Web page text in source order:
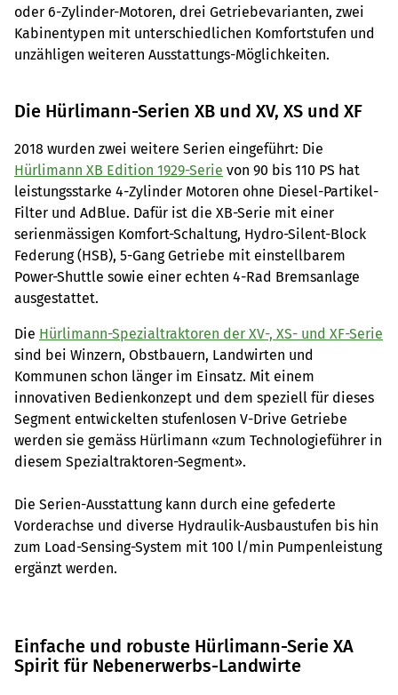
oder 6-Zylinder-Motoren, drei Getriebevarianten, zwei
Kabinentypen mit unterschiedlichen Komfortstufen und
unzähligen weiteren Ausstattungs-Möglichkeiten.
Die Hürlimann-Serien XB und XV, XS und XF
2018 wurden zwei weitere Serien eingeführt: Die
Hürlimann XB Edition 1929-Serie von 90 bis 110 PS hat
leistungsstarke 4-Zylinder Motoren ohne Diesel-Partikel-
Filter und AdBlue. Dafür ist die XB-Serie mit einer
serienmässigen Komfort-Schaltung, Hydro-Silent-Block
Federung (HSB), 5-Gang Getriebe mit einstellbarem
Power-Shuttle sowie einer echten 4-Rad Bremsanlage
ausgestattet.
Die Hürlimann-Spezialtraktoren der XV-, XS- und XF-Serie
sind bei Winzern, Obstbauern, Landwirten und
Kommunen schon länger im Einsatz. Mit einem
innovativen Bedienkonzept und dem speziell für dieses
Segment entwickelten stufenlosen V-Drive Getriebe
werden sie gemäss Hürlimann «zum Technologieführer in
diesem Spezialtraktoren-Segment».
Die Serien-Ausstattung kann durch eine gefederte
Vorderachse und diverse Hydraulik-Ausbaustufen bis hin
zum Load-Sensing-System mit 100 l/min Pumpenleistung
ergänzt werden.
Einfache und robuste Hürlimann-Serie XA
Spirit für Nebenerwerbs-Landwirte